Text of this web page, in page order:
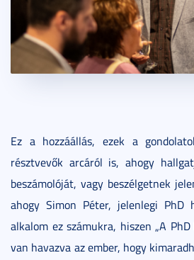
Ez a hozzáállás, ezek a
résztvevők arcáról is, ahogy
beszámolóját, vagy beszélgetnek
ahogy Simon Péter, jelenlegi PhD
alkalom ez számukra, hiszen „A
van havazva az ember, hogy